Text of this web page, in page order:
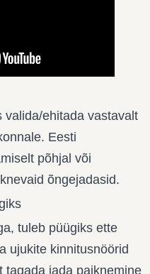
valida/ehitada vastavalt
Eesti
põhjal või
õngejadasid.
tuleb püügiks ette
ujukite kinnitusnöörid
tagada jada paiknemine